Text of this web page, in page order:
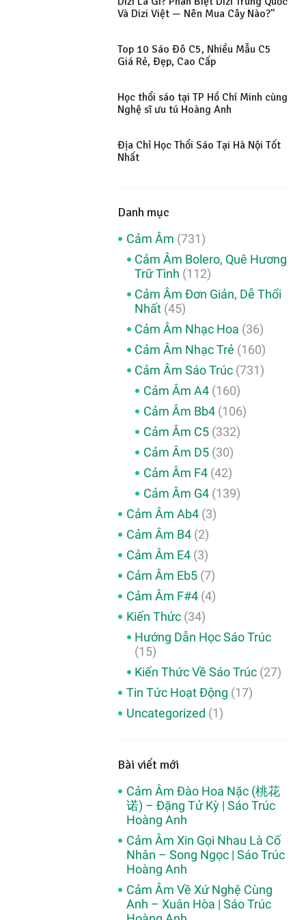
Và Dizi Việt — Nên Mua Cây Nào?"
Top 10 Sáo Đô C5, Nhiều Mẫu C5
Giá Rẻ, Đẹp, Cao Cấp
Học thổi sáo tại TP Hồ Chí Minh cùng
Nghệ sĩ ưu tú Hoàng Anh
Địa Chỉ Học Thổi Sáo Tại Hà Nội Tốt
Nhất
Danh mục
Cảm Âm (731)
Cảm Âm Bolero, Quê Hương
Trữ Tình (112)
Cảm Âm Đơn Giản, Dễ Thổi
Nhất (45)
Cảm Âm Nhạc Hoa (36)
Cảm Âm Nhạc Trẻ (160)
Cảm Âm Sáo Trúc (731)
Cảm Âm A4(160)
Cảm Âm Bb4(106)
Cảm Âm C5(332)
Cảm Âm D5(30)
Cảm Âm F4(42)
Cảm Âm G4(139)
Cảm Âm Ab4(3)
Cảm Âm B4(2)
Cảm Âm E4(3)
Cảm Âm Eb5(7)
Cảm Âm F#4(4)
Kiến Thức(34)
Hướng Dẫn Học Sáo Trúc
(15)
Kiến Thức Về Sáo Trúc (27)
Tin Tức Hoạt Động (17)
Uncategorized (1)
Bài viết mới
Cảm Âm Đào Hoa Nặc (桃花
诺) – Đặng Tử Kỳ | Sáo Trúc
Hoàng Anh
Cảm Âm Xin Gọi Nhau Là Cố
Nhân – Song Ngọc | Sáo Trúc
Hoàng Anh
Cảm Âm Về Xứ Nghệ Cùng
Anh – Xuân Hòa | Sáo Trúc